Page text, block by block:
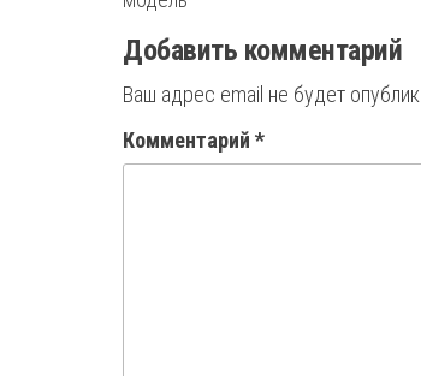
записям
Добавить комментарий
Ваш адрес email не будет
Комментарий *